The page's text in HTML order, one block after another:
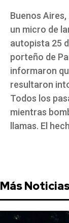
Buenos Aires,
un micro de
autopista 25
porteño de
informaron
resultaron
Todos los
mientras
llamas. El
Más